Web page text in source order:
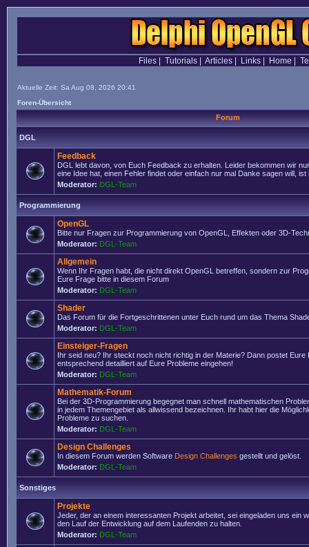
Files| Tutorials| Articles| Links| Home
Aktuelle Zeit: Sa Aug 08, 2026 20:41
Foren-Übersicht
Forum
DGL
Feedback
DGL lebt davon, von Euch Feedback zu erhalten. Leider bekommen wir
eine Idee hat, einen Fehler findet oder einfach nur mal Danke sagen will, ist
Moderator: DGL-Team
Programmierung
OpenGL
Bitte nur Fragen zur Programmierung von OpenGL, Effekten oder 3D-
Moderator: DGL-Team
Allgemein
Wenn Ihr Fragen habt, die nicht direkt OpenGL betreffen, sondern zur
Eure Frage bitte in diesem Forum
Moderator: DGL-Team
Shader
Das Forum für die Fortgeschrittenen unter Euch rund um das Thema
Moderator: DGL-Team
Einsteiger-Fragen
Ihr seid neu? Ihr steckt noch nicht richtig in der Materie? Dann postet Eure
entsprechend detailliert auf Eure Probleme eingehen!
Moderator: DGL-Team
Mathematik-Forum
Bei der 3D-Programmierung begegnet man schnell mathematischen
in jedem Themengebiet als allwissend bezeichnen. Ihr habt hier die
Probleme zu suchen.
Moderator: DGL-Team
Design Challenges
In diesem Forum werden Software Design Challenges gestellt und gelöst.
Moderator: DGL-Team
Sonstiges
Projekte
Jeder, der an einem interessanten Projekt arbeitet, sei eingeladen uns ein
den Lauf der Entwicklung auf dem Laufenden zu halten.
Moderator: DGL-Team